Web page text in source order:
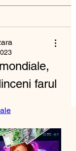
farul